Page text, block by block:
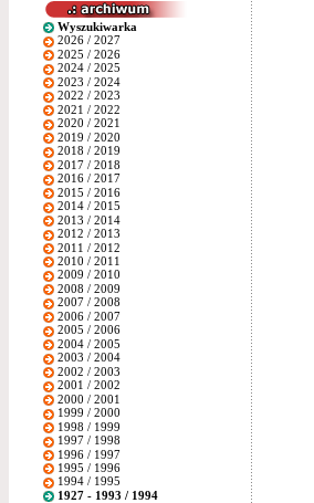
Wyszukiwarka
2026 / 2027
2025 / 2026
2024 / 2025
2023 / 2024
2022 / 2023
2021 / 2022
2020 / 2021
2019 / 2020
2018 / 2019
2017 / 2018
2016 / 2017
2015 / 2016
2014 / 2015
2013 / 2014
2012 / 2013
2011 / 2012
2010 / 2011
2009 / 2010
2008 / 2009
2007 / 2008
2006 / 2007
2005 / 2006
2004 / 2005
2003 / 2004
2002 / 2003
2001 / 2002
2000 / 2001
1999 / 2000
1998 / 1999
1997 / 1998
1996 / 1997
1995 / 1996
1994 / 1995
1927 - 1993 / 1994